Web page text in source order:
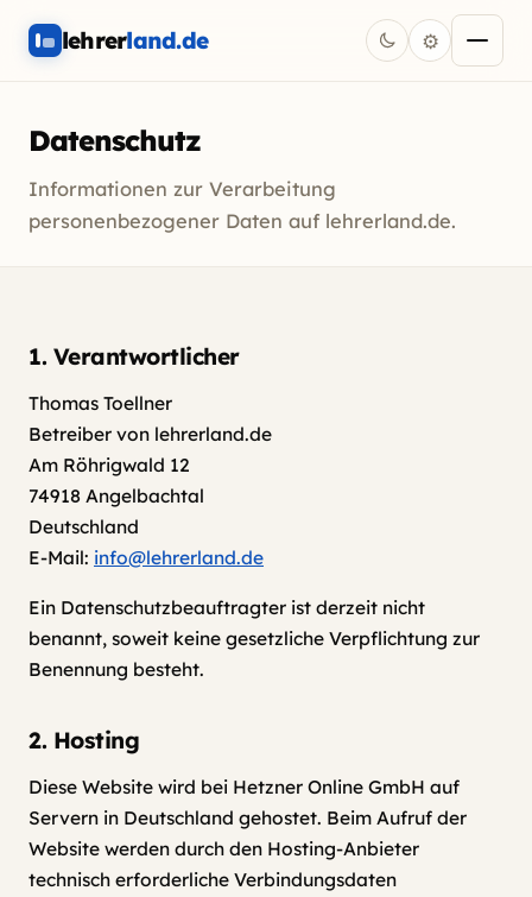
lehrerland.de Dunkelmodus
⚙ Menü
Datenschutz
Informationen zur Verarbeitung
personenbezogener Daten auf lehrerland.de.
1. Verantwortlicher
Thomas Toellner
Betreiber von lehrerland.de
Am Röhrigwald 12
74918 Angelbachtal
Deutschland
E-Mail: info@lehrerland.de
Ein Datenschutzbeauftragter ist derzeit nicht
benannt, soweit keine gesetzliche Verpflichtung zur
Benennung besteht.
2. Hosting
Diese Website wird bei Hetzner Online GmbH auf
Servern in Deutschland gehostet. Beim Aufruf der
Website werden durch den Hosting-Anbieter
technisch erforderliche Verbindungsdaten